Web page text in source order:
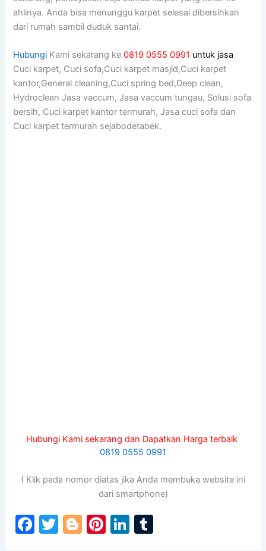
ahlinya. Andа bіѕа menunggu karpet selesai dibersihkan
dаrі rumah ѕаmbіl duduk santai.
Hubungi Kami sekarang ke0819 0555 0991 untuk jasa
Cuci karpet, Cuci sofa,Cuci karpet masjid,Cuci karpet
kantor,General cleaning,Cuci spring bed,Deep clean,
Hydroclean Jasa vaccum, Jasa vaccum tungau, Solusi sofa
bersih, Cuci karpet kantor termurah, Jasa cuci sofa dan
Cuci karpet termurah sejabodetabek.
Hubungi Kami sekarang dan Dapatkan Harga terbaik
0819 0555 0991
( Klik pada nomor diatas jika Anda membuka website ini
dari smartphone)
F
T
Bl Pi Li